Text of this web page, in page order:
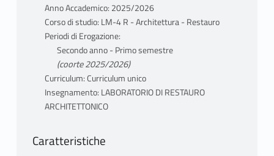
Anno Accademico: 2025/2026
Corso di studio: LM-4 R - Architettura - Restauro
Periodi di Erogazione:
Secondo anno - Primo semestre
(coorte 2025/2026)
Curriculum: Curriculum unico
Insegnamento: LABORATORIO DI RESTAURO
ARCHITETTONICO
Caratteristiche